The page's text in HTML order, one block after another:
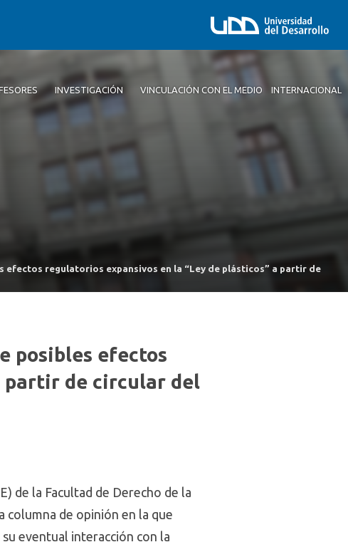
INVESTIGACIÓN VINCULACIÓN CON EL MEDIO INTERNACIONAL
regulatorios expansivos en la “Ley de plásticos” a partir de
posibles efectos
partir de circular del
de la Facultad de Derecho de la
columna de opinión en la que
eventual interacción con la